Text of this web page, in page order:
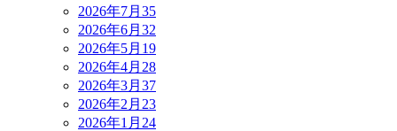
2026年7月 35
2026年6月 32
2026年5月 19
2026年4月 28
2026年3月 37
2026年2月 23
2026年1月 24